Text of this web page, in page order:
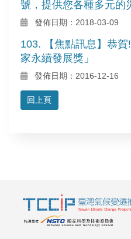
號，提供您各種多元的
發佈日期：2018-03-09
103. 【焦點訊息】恭
家永續發展獎」
發佈日期：2016-12-16
回上頁